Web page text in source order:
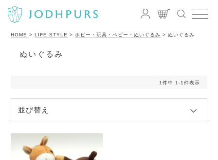
HOME LIFE STYLE ホビー・玩具・ベビー・ぬいぐるみ ぬいぐるみ
ぬいぐるみ
並び替え
1 件中 1 -1 件表示